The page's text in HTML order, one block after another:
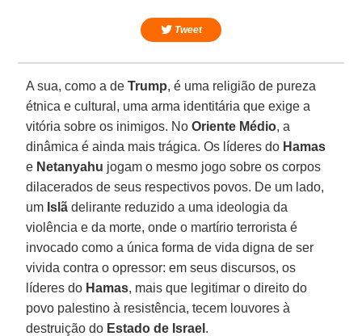
Tweet
A sua, como a deTrump, é uma religião de pureza
étnica e cultural, uma arma identitária que exige a
vitória sobre os inimigos. NoOriente Médio, a
dinâmica é ainda mais trágica. Os líderes do Hamas
e Netanyahu jogam o mesmo jogo sobre os corpos
dilacerados de seus respectivos povos. De um lado,
um Islã delirante reduzido a uma ideologia da
violência e da morte, onde o martírio terrorista é
invocado como a única forma de vida digna de ser
vivida contra o opressor: em seus discursos, os
líderes do Hamas, mais que legitimar o direito do
povo palestino à resistência, tecem louvores à
destruição do Estado de Israel .